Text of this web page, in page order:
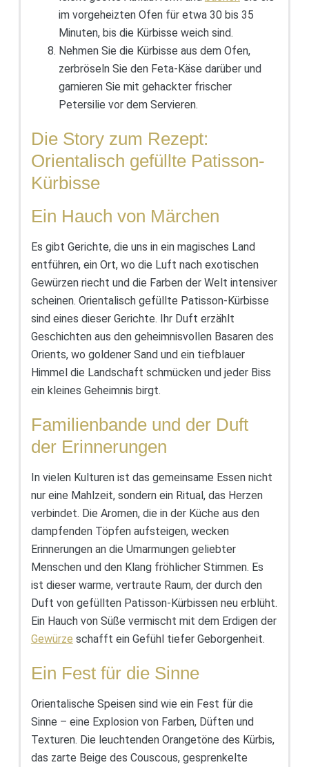
im vorgeheizten Ofen für etwa 30 bis 35
Minuten, bis die Kürbisse weich sind.
Nehmen Sie die Kürbisse aus dem Ofen,
zerbröseln Sie den Feta-Käse darüber und
garnieren Sie mit gehackter frischer
Petersilie vor dem Servieren.
Die Story zum Rezept:
Orientalisch gefüllte Patisson-
Kürbisse
Ein Hauch von Märchen
Es gibt Gerichte, die uns in ein magisches Land
entführen, ein Ort, wo die Luft nach exotischen
Gewürzen riecht und die Farben der Welt intensiver
scheinen. Orientalisch gefüllte Patisson-Kürbisse
sind eines dieser Gerichte. Ihr Duft erzählt
Geschichten aus den geheimnisvollen Basaren des
Orients, wo goldener Sand und ein tiefblauer
Himmel die Landschaft schmücken und jeder Biss
ein kleines Geheimnis birgt.
Familienbande und der Duft
der Erinnerungen
In vielen Kulturen ist das gemeinsame Essen nicht
nur eine Mahlzeit, sondern ein Ritual, das Herzen
verbindet. Die Aromen, die in der Küche aus den
dampfenden Töpfen aufsteigen, wecken
Erinnerungen an die Umarmungen geliebter
Menschen und den Klang fröhlicher Stimmen. Es
ist dieser warme, vertraute Raum, der durch den
Duft von gefüllten Patisson-Kürbissen neu erblüht.
Ein Hauch von Süße vermischt mit dem Erdigen der
Gewürze schafft ein Gefühl tiefer Geborgenheit.
Ein Fest für die Sinne
Orientalische Speisen sind wie ein Fest für die
Sinne – eine Explosion von Farben, Düften und
Texturen. Die leuchtenden Orangetöne des Kürbis,
das zarte Beige des Couscous, gesprenkelte